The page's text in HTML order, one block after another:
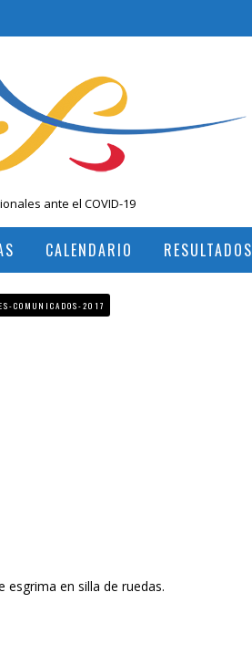
ante el COVID-19
CALENDARIO RESULTADOS
COMUNICADOS-2017
en silla de ruedas.